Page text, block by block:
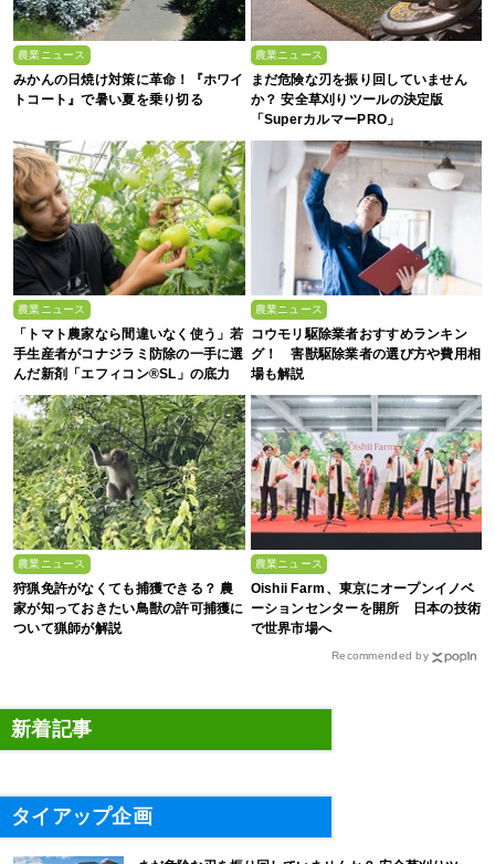
農業ニュース
みかんの日焼け対策に革命！『ホワイ
トコート』で暑い夏を乗り切る
農業ニュース
まだ危険な刃を振り回していません
か？ 安全草刈りツールの決定版
「SuperカルマーPRO」
農業ニュース
「トマト農家なら間違いなく使う」若
手生産者がコナジラミ防除の一手に選
んだ新剤「エフィコン®SL」の底力
農業ニュース
コウモリ駆除業者おすすめランキン
グ！ 害獣駆除業者の選び方や費用相
場も解説
農業ニュース
狩猟免許がなくても捕獲できる？ 農
家が知っておきたい鳥獣の許可捕獲に
ついて猟師が解説
農業ニュース
Oishii Farm、東京にオープンイノベ
ーションセンターを開所 日本の技術
で世界市場へ
Recommended by
新着記事
タイアップ企画